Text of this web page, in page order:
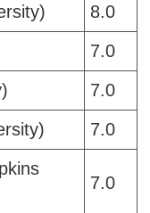
8.0
7.0
7.0
7.0
7.0